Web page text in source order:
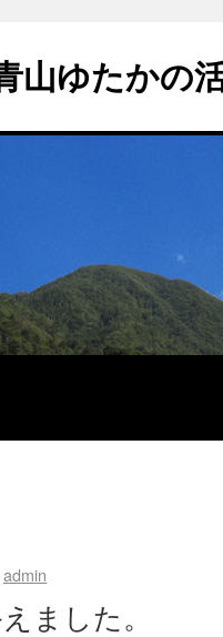
山ゆたかの
admin
ました。